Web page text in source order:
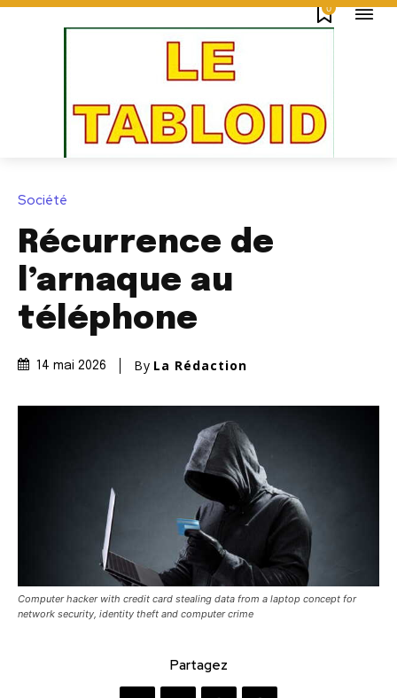
0
Société
Récurrence de
l’arnaque au
téléphone
14 mai 2026 By La Rédaction
Computer hacker with credit card stealing data from a laptop concept for
network security, identity theft and computer crime
Partagez